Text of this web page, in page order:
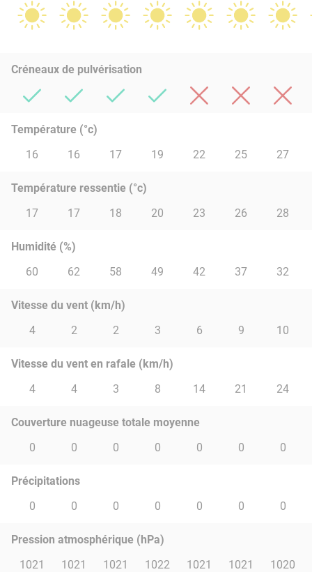
Créneaux de pulvérisation
Température (°c)
16
16 17 19 22 25 27
Température ressentie (°c)
17
17 18 20 23 26 28
Humidité (%)
60
62 58 49 42 37 32
Vitesse du vent (km/h)
4
2 2 3 6 9 10
Vitesse du vent en rafale (km/h)
4
4 3 8 14 21 24
Couverture nuageuse totale moyenne
0
0 0 0 0 0 0
Précipitations
0
0 0 0 0 0 0
Pression atmosphérique (hPa)
1021
1021 1021 1022 1021 1021 1020